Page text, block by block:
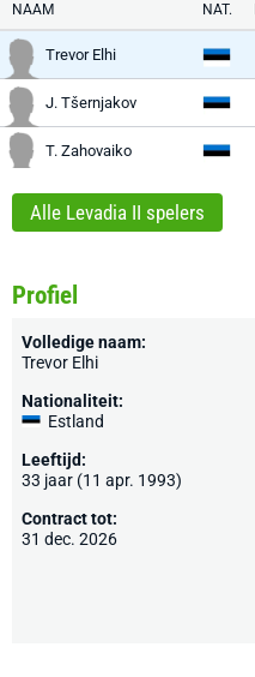
NAAM NAT.
Trevor Elhi
J. Tšernjakov
T. Zahovaiko
Alle Levadia II spelers
Profiel
Volledige naam:
Trevor Elhi
Nationaliteit:
Estland
Leeftijd:
33 jaar (11 apr. 1993)
Contract tot:
31 dec. 2026